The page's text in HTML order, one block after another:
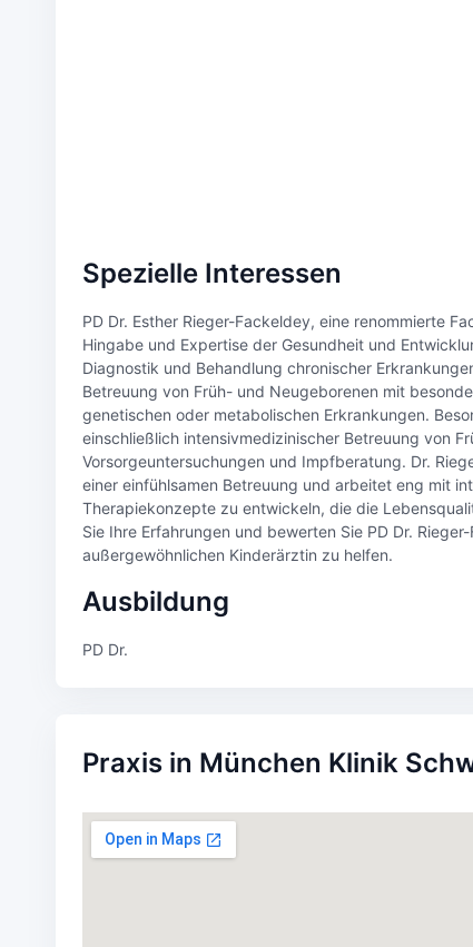
Spezielle Interessen
PD Dr. Esther Rieger-Fackeldey, eine renommierte
Hingabe und Expertise der Gesundheit und
Diagnostik und Behandlung chronischer
Betreuung von Früh- und Neugeborenen mit
genetischen oder metabolischen Erkrankungen.
einschließlich intensivmedizinischer Betreuung von
Vorsorgeuntersuchungen und Impfberatung. Dr.
einer einfühlsamen Betreuung und arbeitet eng mit
Therapiekonzepte zu entwickeln, die die
Sie Ihre Erfahrungen und bewerten Sie PD Dr.
außergewöhnlichen Kinderärztin zu helfen.
Ausbildung
PD Dr.
Praxis in München Klinik